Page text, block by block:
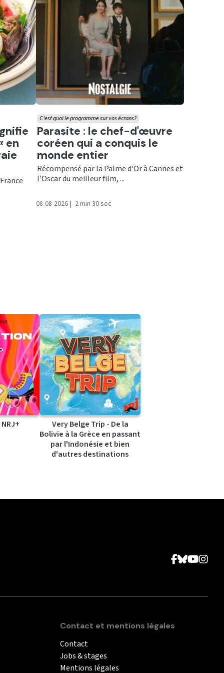
en
Ecouter
Parasite : le chef-d'œuvre
coréen qui a conquis le
monde entier
C'est quoi le programme sur vos écrans?
Récompensé par la Palme d'Or à Cannes et
l'Oscar du meilleur film, ...
08-08-2026 | 2 min 30 sec
Very Belge Trip - De la
Bolivie à la Grèce en passant
par l'Indonésie et bien
d'autres destinations
Contact et mentions légales
Contact
Jobs & stages
Mentions légales